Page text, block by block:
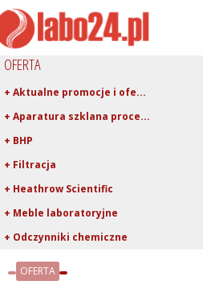
OFERTA
+ Aktualne promocje i ofe...
+ Aparatura szklana proce...
+ BHP
+ Filtracja
+ Heathrow Scientific
+ Meble laboratoryjne
+ Odczynniki chemiczne
+ Pipetowanie i dawkowani...
+ Plastiki laboratoryjne
OFERTA